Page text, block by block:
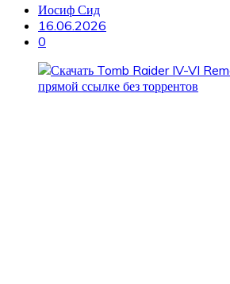
Иосиф Сид
16.06.2026
0